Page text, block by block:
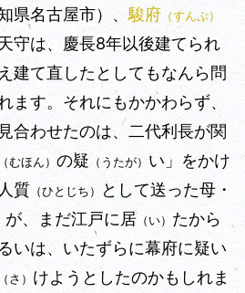
県名古屋市）、駿府 （すんぷ）
守は、慶長8年以後建てられ
建て直したとしてもなんら問
ます。それにもかかわらず、
合わせたのは、二代利長が関
（むほん） の疑 （うたが） い」をかけ
質 （ひとじち）
として送った母・
が、まだ江戸に居 （い） たから
いは、いたずらに幕府に疑い
（さ） けようとしたのかもしれま